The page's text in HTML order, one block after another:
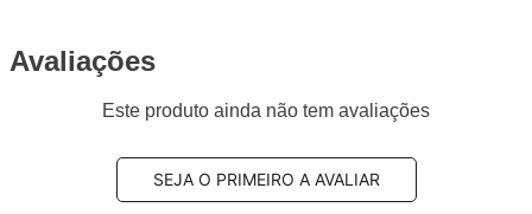
Avaliações
Este produto ainda não tem avaliações
SEJA O PRIMEIRO A AVALIAR